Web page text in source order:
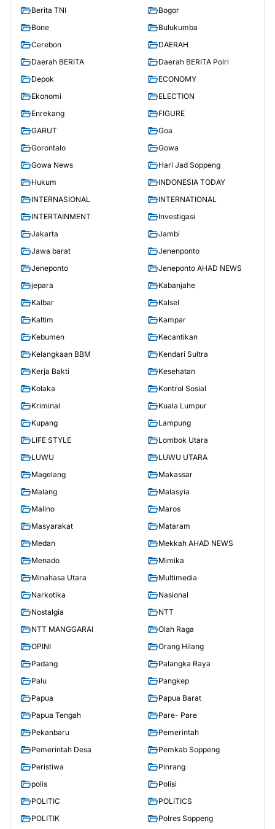
Berita TNI
Bogor
Bone
Bulukumba
Cerebon
DAERAH
Daerah BERITA
Daerah BERITA Polri
Depok
ECONOMY
Ekonomi
ELECTION
Enrekang
FIGURE
GARUT
Goa
Gorontalo
Gowa
Gowa News
Hari Jad Soppeng
Hukum
INDONESIA TODAY
INTERNASIONAL
INTERNATIONAL
INTERTAINMENT
Investigasi
Jakarta
Jambi
Jawa barat
Jenenponto
Jeneponto
Jeneponto AHAD NEWS
jepara
Kabanjahe
Kalbar
Kalsel
Kaltim
Kampar
Kebumen
Kecantikan
Kelangkaan BBM
Kendari Sultra
Kerja Bakti
Kesehatan
Kolaka
Kontrol Sosial
Kriminal
Kuala Lumpur
Kupang
Lampung
LIFE STYLE
Lombok Utara
LUWU
LUWU UTARA
Magelang
Makassar
Malang
Malasyia
Malino
Maros
Masyarakat
Mataram
Medan
Mekkah AHAD NEWS
Menado
Mimika
Minahasa Utara
Multimedia
Narkotika
Nasional
Nostalgia
NTT
NTT MANGGARAI
Olah Raga
OPINI
Orang Hilang
Padang
Palangka Raya
Palu
Pangkep
Papua
Papua Barat
Papua Tengah
Pare- Pare
Pekanbaru
Pemerintah
Pemerintah Desa
Pemkab Soppeng
Peristiwa
Pinrang
polis
Polisi
POLITIC
POLITICS
POLITIK
Polres Soppeng